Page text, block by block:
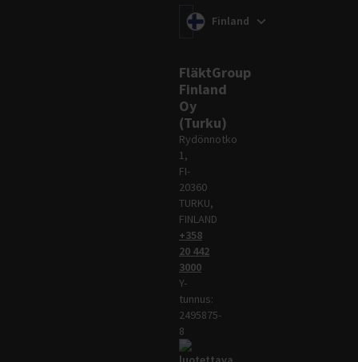
Vaihda markkinaa
(Finland
FläktGroup
Finland
Oy
(Turku)
Rydönnotko
1,
FI-
20360
TURKU,
FINLAND
+358
20 442
3000
Y-
tunnus:
2495875-
8